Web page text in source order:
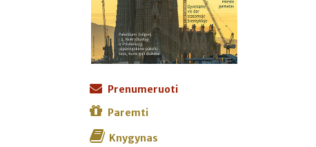
Prenumeruoti
Paremti
Knygynas